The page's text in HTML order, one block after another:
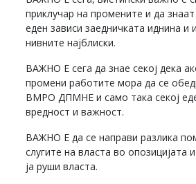
приклучар на промените и да знаат
еден зависи заедничката иднина и
нивните најблиски.
ВАЖНО Е сега да знае секој дека
промени работите мора да се
ВМРО ДПМНЕ и само така секој
вредност и важност.
ВАЖНО Е да се направи разлика
слугите на власта во опозицијата
ја руши власта.